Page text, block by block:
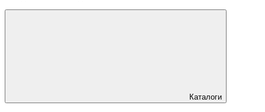
Каталоги